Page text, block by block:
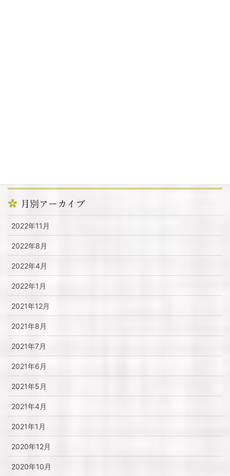
月別アーカイブ
2022年11月
2022年8月
2022年4月
2022年1月
2021年12月
2021年8月
2021年7月
2021年6月
2021年5月
2021年4月
2021年1月
2020年12月
2020年10月